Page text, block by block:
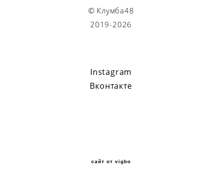
© Клумба48
2019-2026
Instagram
Вконтакте
сайт от vigbo